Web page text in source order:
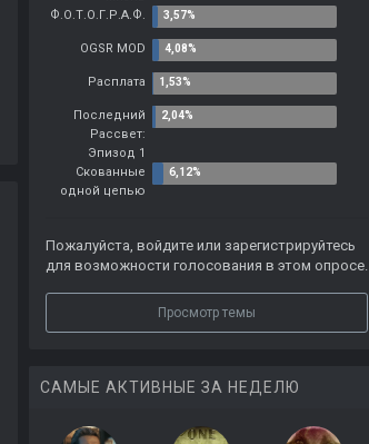
Ф.О.Т.О.Г.Р.А.Ф.
OGSR MOD
Расплата
Последний
Рассвет:
Эпизод 1
Скованные
одной цепью
Пожалуйста, войдите или зарегистрируйтесь
для возможности голосования в этом опросе.
Просмотр темы
САМЫЕ АКТИВНЫЕ ЗА НЕДЕЛЮ